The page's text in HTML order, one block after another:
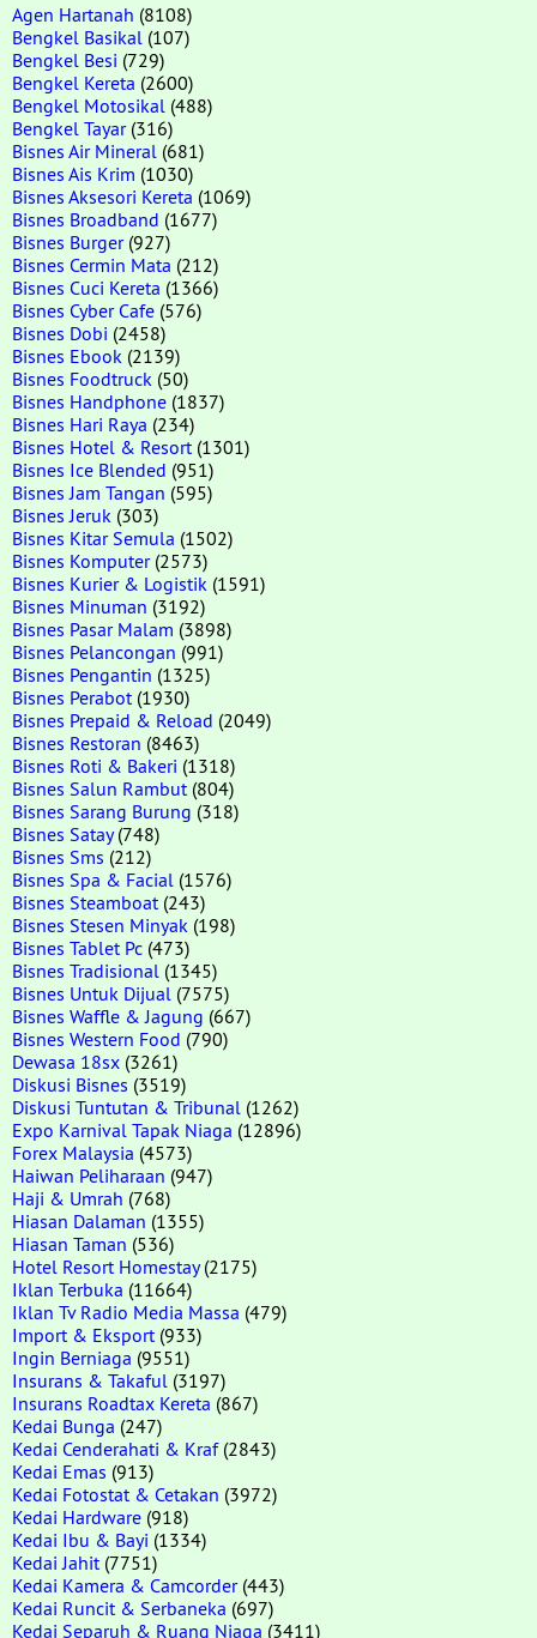
Agen Hartanah (8108)
Bengkel Basikal (107)
Bengkel Besi (729)
Bengkel Kereta (2600)
Bengkel Motosikal (488)
Bengkel Tayar(316)
Bisnes Air Mineral (681)
Bisnes Ais Krim (1030)
Bisnes Aksesori Kereta (1069)
Bisnes Broadband (1677)
Bisnes Burger(927)
Bisnes Cermin Mata (212)
Bisnes Cuci Kereta (1366)
Bisnes Cyber Cafe (576)
Bisnes Dobi (2458)
Bisnes Ebook (2139)
Bisnes Foodtruck (50)
Bisnes Handphone (1837)
Bisnes Hari Raya (234)
Bisnes Hotel & Resort (1301)
Bisnes Ice Blended (951)
Bisnes Jam Tangan (595)
Bisnes Jeruk (303)
Bisnes Kitar Semula (1502)
Bisnes Komputer(2573)
Bisnes Kurier & Logistik (1591)
Bisnes Minuman (3192)
Bisnes Pasar Malam (3898)
Bisnes Pelancongan (991)
Bisnes Pengantin (1325)
Bisnes Perabot (1930)
Bisnes Prepaid & Reload (2049)
Bisnes Restoran (8463)
Bisnes Roti & Bakeri (1318)
Bisnes Salun Rambut (804)
Bisnes Sarang Burung (318)
Bisnes Satay(748)
Bisnes Sms (212)
Bisnes Spa & Facial (1576)
Bisnes Steamboat (243)
Bisnes Stesen Minyak (198)
Bisnes Tablet Pc (473)
Bisnes Tradisional (1345)
Bisnes Untuk Dijual (7575)
Bisnes Waffle & Jagung (667)
Bisnes Western Food (790)
Dewasa 18sx (3261)
Diskusi Bisnes (3519)
Diskusi Tuntutan & Tribunal (1262)
Expo Karnival Tapak Niaga (12896)
Forex Malaysia (4573)
Haiwan Peliharaan (947)
Haji & Umrah (768)
Hiasan Dalaman (1355)
Hiasan Taman (536)
Hotel Resort Homestay(2175)
Iklan Terbuka (11664)
Iklan Tv Radio Media Massa (479)
Import & Eksport (933)
Ingin Berniaga (9551)
Insurans & Takaful (3197)
Insurans Roadtax Kereta (867)
Kedai Bunga (247)
Kedai Cenderahati & Kraf(2843)
Kedai Emas (913)
Kedai Fotostat & Cetakan (3972)
Kedai Hardware (918)
Kedai Ibu & Bayi (1334)
Kedai Jahit (7751)
Kedai Kamera & Camcorder(443)
Kedai Runcit & Serbaneka (697)
Kedai Separuh & Ruang Niaga (3411)